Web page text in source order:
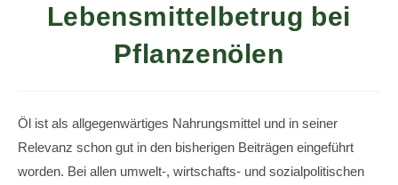
Lebensmittelbetrug bei
Pflanzenölen
Öl ist als allgegenwärtiges Nahrungsmittel und in seiner
Relevanz schon gut in den bisherigen Beiträgen eingeführt
worden. Bei allen umwelt-, wirtschafts- und sozialpolitischen